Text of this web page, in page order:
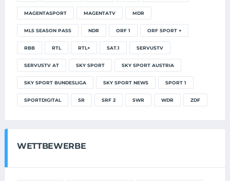
MAGENTASPORT MAGENTATV MDR
MLS SEASON PASS NDR ORF 1 ORF SPORT +
RBB RTL RTL+ SAT.1 SERVUSTV
SERVUSTV AT SKY SPORT SKY SPORT AUSTRIA
SKY SPORT BUNDESLIGA SKY SPORT NEWS SPORT 1
SPORTDIGITAL SR SRF 2 SWR WDR ZDF
WETTBEWERBE